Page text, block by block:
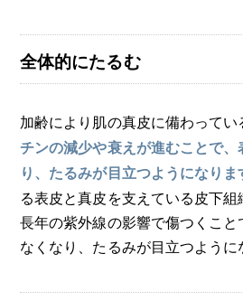
全体的にたるむ
加齢により肌の真皮に備わってい
チンの減少や衰えが進むことで
り、たるみが目立つようになりま
る表皮と真皮を支えている皮下
長年の紫外線の影響で傷つくこ
なくなり、たるみが目立つように